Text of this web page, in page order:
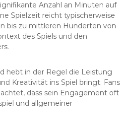
Anzahl an Minuten auf
Spielzeit reicht typischerweise
bis zu mittleren Hunderten von
des Spiels und den
hebt in der Regel die Leistung
Kreativität ins Spiel bringt. Fans
dass sein Engagement oft
und allgemeiner